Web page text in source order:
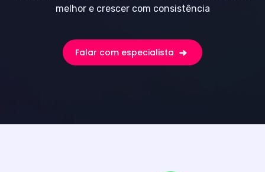
melhor e crescer com consistência
Falar com especialista